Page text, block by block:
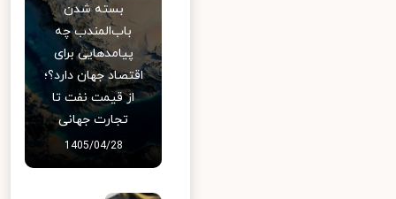
بسته شدن
باب‌المندب چه
پیامدهایی برای
اقتصاد جهان دارد؟؛
از قیمت نفت تا
تجارت جهانی
1405/04/28